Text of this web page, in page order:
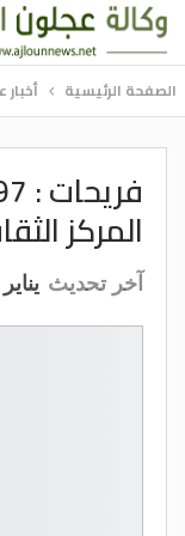
الصفحة الرئيسية
المركز
آخر تحديث يناير 10, 2023